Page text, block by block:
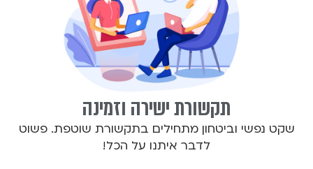
תקשורת ישירה וזמינה
שקט נפשי וביטחון מתחילים בתקשורת שוטפת. פשוט
לדבר איתנו על הכל!